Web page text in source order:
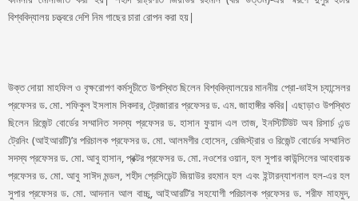
বিশ্ববিদ্যালয় চত্ত্বরে দেশি নিম গাছের চারা রোপন করা হয়|
উক্ত দোয়া মাহফিল ও বৃক্ষরোপণ কর্মসূচীতে উপস্থিত ছিলেন বিশ্ববিদ্যালয়ের মাননীয় প্রো-ভাইস চ্যান্সেলর
প্রফেসর ড. মো. শফিকুল ইসলাম সিকদার, ট্রেজারার প্রফেসর ড. এম. জাহাঙ্গীর কবির| এছাড়াও উপস্থিত
ছিলেন রিজেন্ট বোর্ডের সম্মানিত সদস্য প্রফেসর ড. হাসান ফুয়াদ এল তাজ, ইনস্টিটিউট অব রিসার্চ এন্ড
ট্রেনিং (আইআরটি)’র পরিচালক প্রফেসর ড. মো. আলমগীর হোসেন, রেজিস্ট্রার ও রিজেন্ট বোর্ডের সম্মানিত
সদস্য প্রফেসর ড. মো. আবু হাসান, প্রক্টর প্রফেসর ড. মো. নওশের ওয়ান, হল সুপার কাউন্সিলের আহবায়ক
প্রফেসর ড. মো. আবু সাঈদ মন্ডল, শহীদ প্রেসিডেন্ট জিয়াউর রহমান হল এবং ইন্টারন্যাশনাল হল-এর হল
সুপার প্রফেসর ড. মো. আদনান আল বাচ্চু, আইআরটি’র সহযোগী পরিচালক প্রফেসর ড. শরীফ মাহমুদ,